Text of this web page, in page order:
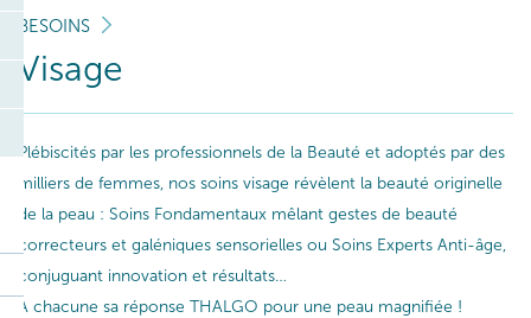
BESOINS
Visage
Plébiscités par les professionnels de la Beauté et adoptés par des
milliers de femmes, nos soins visage révèlent la beauté originelle
de la peau : Soins Fondamentaux mêlant gestes de beauté
correcteurs et galéniques sensorielles ou Soins Experts Anti-âge,
conjuguant innovation et résultats…
A chacune sa réponse THALGO pour une peau magnifiée !